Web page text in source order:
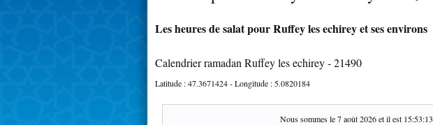
Les heures de salat pour Ruffey les echirey et ses environs
Calendrier ramadan Ruffey les echirey - 21490
Latitude :47.3671424- Longitude : 5.0820184
Nous sommes le7 août 2026et il est 15:53:14